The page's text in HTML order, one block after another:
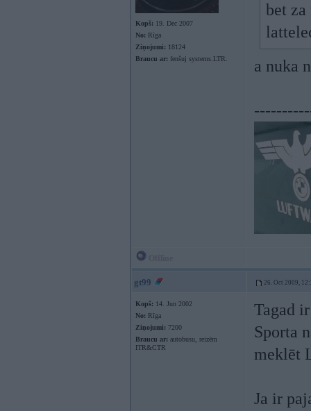
Kopš: 19. Dec 2007
No: Rīga
Ziņojumi: 18124
Braucu ar: fenšuj systems.LTR.
bet za
a nuka
gt99 26. Oct 2009,
Kopš: 14. Jun 2002
No: Rīga
Ziņojumi: 7200
Braucu ar: autobusu, reizēm
ITR&CTR
Tagad
Sporta
meklēt
Ja ir